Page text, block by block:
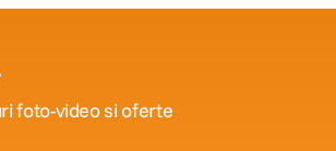
foto-video si oferte